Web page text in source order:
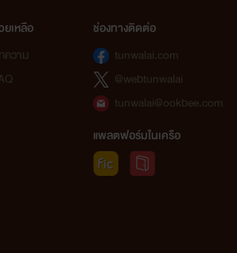
ยเหลือ
ความ
ช่องทางติดต่อ
tunwalai.com
@webtunwalai
tunwalai@ookbee.com
แพลตฟอร์มในเครือ